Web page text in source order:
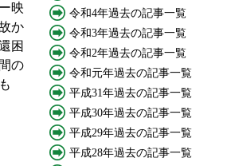
映
か
困
の
令和4年過去の記事一覧
令和3年過去の記事一覧
令和2年過去の記事一覧
令和元年過去の記事一覧
平成31年過去の記事一覧
平成30年過去の記事一覧
平成29年過去の記事一覧
平成28年過去の記事一覧